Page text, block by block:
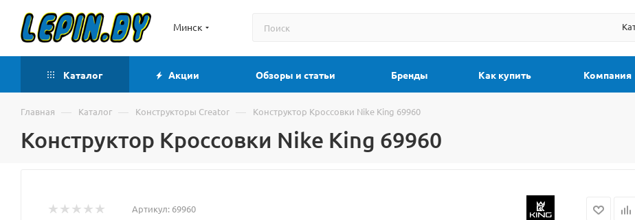
Минск
Каталог Акции Обзоры и статьи Бренды Как купить Компания
Главная — Каталог — Конструкторы Creator — Конструктор Кроссовки Nike King 69960
Конструктор Кроссовки Nike King 69960
Артикул: 69960